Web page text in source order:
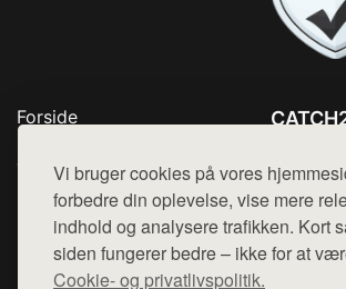
Vi bruger cookies på vores
forbedre din oplevelse, vise mere
indhold og analysere trafikken. Kort
siden fungerer bedre – ikke for at
Cookie- og privatlivspolitik.
Forside
Top Rabatter
Kontakt
Mail:
Cookie-